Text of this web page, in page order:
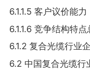
6.1.1.5 客户议价能力
6.1.1.6 竞争结构特点
6.1.2 复合光缆行业
6.2 中国复合光缆行